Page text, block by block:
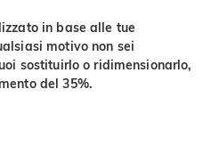
in base alle tue
motivo non sei
sostituirlo o ridimensionarlo,
del 35%.